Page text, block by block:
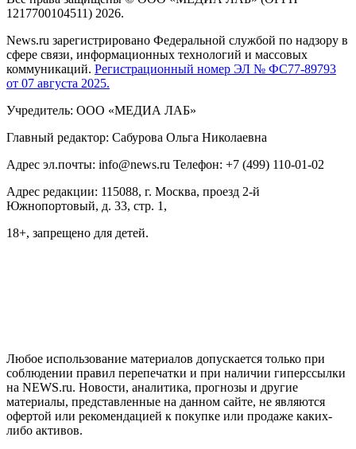
1217700104511) 2026.
News.ru зарегистрировано Федеральной службой по надзору в
сфере связи, информационных технологий и массовых
коммуникаций. Регистрационный номер ЭЛ № ФС77-89793
от 07 августа 2025.
Учредитель: ООО «МЕДИА ЛАБ»
Главный редактор: Сабурова Ольга Николаевна
Адрес эл.почты: info@news.ru Телефон: +7 (499) 110-01-02
Адрес редакции: 115088, г. Москва, проезд 2-й
Южнопортовый, д. 33, стр. 1,
18+, запрещено для детей.
Любое использование материалов допускается только при
соблюдении правил перепечатки и при наличии гиперссылки
на NEWS.ru. Новости, аналитика, прогнозы и другие
материалы, представленные на данном сайте, не являются
офертой или рекомендацией к покупке или продаже каких-
либо активов.